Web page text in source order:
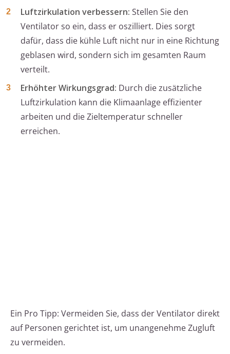
Luftzirkulation verbessern: Stellen Sie den
Ventilator so ein, dass er oszilliert. Dies sorgt
dafür, dass die kühle Luft nicht nur in eine Richtung
geblasen wird, sondern sich im gesamten Raum
verteilt.
Erhöhter Wirkungsgrad: Durch die zusätzliche
Luftzirkulation kann die Klimaanlage effizienter
arbeiten und die Zieltemperatur schneller
erreichen.
Ein Pro Tipp: Vermeiden Sie, dass der Ventilator direkt
auf Personen gerichtet ist, um unangenehme Zugluft
zu vermeiden.